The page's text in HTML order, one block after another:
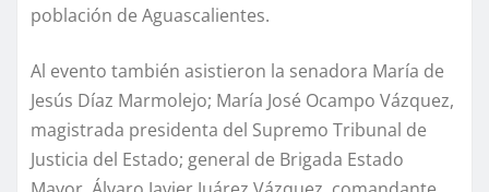
población de Aguascalientes.
Al evento también asistieron la senadora María de
Jesús Díaz Marmolejo; María José Ocampo Vázquez,
magistrada presidenta del Supremo Tribunal de
Justicia del Estado; general de Brigada Estado